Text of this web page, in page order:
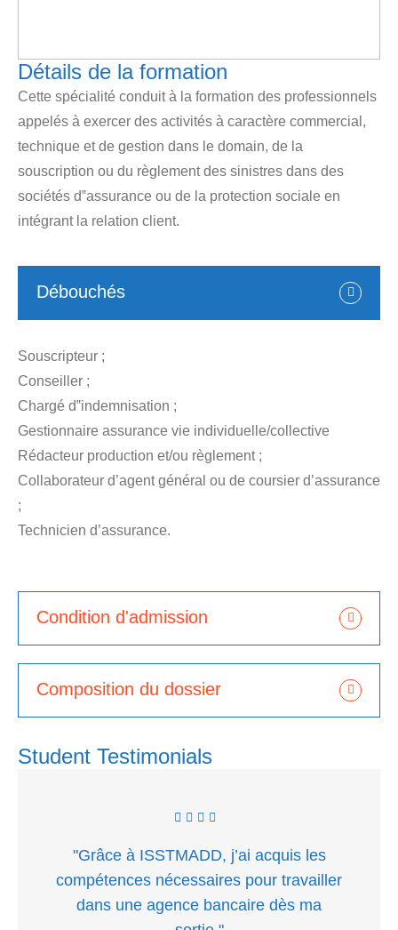
Détails de la formation
Cette spécialité conduit à la formation des professionnels
appelés à exercer des activités à caractère commercial,
technique et de gestion dans le domain, de la
souscription ou du règlement des sinistres dans des
sociétés d‟assurance ou de la protection sociale en
intégrant la relation client.
Débouchés
Souscripteur ;
Conseiller ;
Chargé d‟indemnisation ;
Gestionnaire assurance vie individuelle/collective
Rédacteur production et/ou règlement ;
Collaborateur d’agent général ou de coursier d’assurance
;
Technicien d’assurance.
Condition d'admission
Composition du dossier
Student Testimonials
"Grâce à ISSTMADD, j’ai acquis les
compétences nécessaires pour travailler
dans une agence bancaire dès ma